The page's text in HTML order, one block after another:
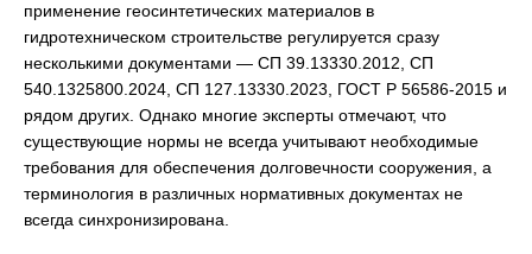
применение геосинтетических материалов в
гидротехническом строительстве регулируется сразу
несколькими документами — СП 39.13330.2012, СП
540.1325800.2024, СП 127.13330.2023, ГОСТ Р 56586-2015 и
рядом других. Однако многие эксперты отмечают, что
существующие нормы не всегда учитывают необходимые
требования для обеспечения долговечности сооружения, а
терминология в различных нормативных документах не
всегда синхронизирована.